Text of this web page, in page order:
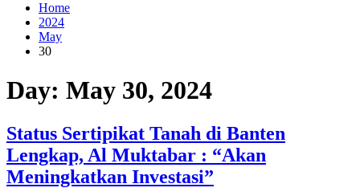
Home
2024
May
30
Day: May 30, 2024
Status Sertipikat Tanah di Banten
Lengkap, Al Muktabar : “Akan
Meningkatkan Investasi”